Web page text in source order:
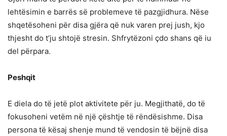
lehtësimin e barrës së problemeve të pazgjidhura. Nëse
shqetësoheni për disa gjëra që nuk varen prej jush, kjo
thjesht do t’ju shtojë stresin. Shfrytëzoni çdo shans që iu
del përpara.
Peshqit
E diela do të jetë plot aktivitete për ju. Megjithatë, do të
fokusoheni vetëm në një çështje të rëndësishme. Disa
persona të kësaj shenje mund të vendosin të bëjnë disa